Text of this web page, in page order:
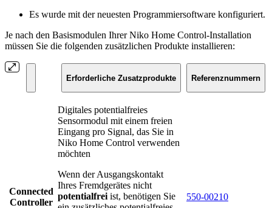
Es wurde mit der neuesten Programmiersoftware konfiguriert.
Je nach den Basismodulen Ihrer Niko Home Control-Installation
müssen Sie die folgenden zusätzlichen Produkte installieren:
Erforderliche Zusatzprodukte Referenznummern
Connected
Controller
Digitales potentialfreies
Sensormodul mit einem freien
Eingang pro Signal, das Sie in
Niko Home Control verwenden
möchten
Wenn der Ausgangskontakt
Ihres Fremdgerätes nicht
potentialfrei ist, benötigen Sie
550-00210